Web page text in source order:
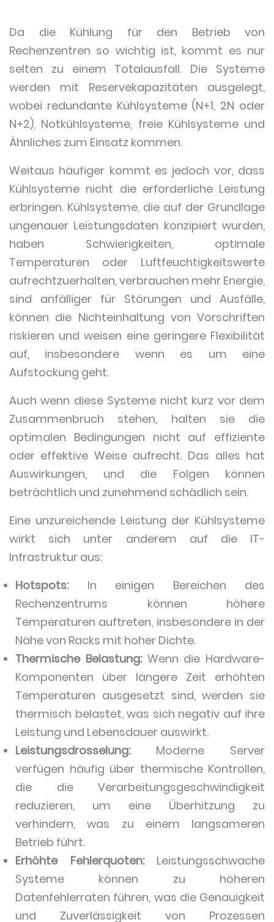
Da die Kühlung für den Betrieb von
Rechenzentren so wichtig ist, kommt es nur
selten zu einem Totalausfall. Die Systeme
werden mit Reservekapazitäten ausgelegt,
wobei redundante Kühlsysteme (N+1, 2N oder
N+2), Notkühlsysteme, freie Kühlsysteme und
Ähnliches zum Einsatz kommen.
Weitaus häufiger kommt es jedoch vor, dass
Kühlsysteme nicht die erforderliche Leistung
erbringen. Kühlsysteme, die auf der Grundlage
ungenauer Leistungsdaten konzipiert wurden,
haben Schwierigkeiten, optimale
Temperaturen oder Luftfeuchtigkeitswerte
aufrechtzuerhalten, verbrauchen mehr Energie,
sind anfälliger für Störungen und Ausfälle,
können die Nichteinhaltung von Vorschriften
riskieren und weisen eine geringere Flexibilität
auf, insbesondere wenn es um eine
Aufstockung geht.
Auch wenn diese Systeme nicht kurz vor dem
Zusammenbruch stehen, halten sie die
optimalen Bedingungen nicht auf effiziente
oder effektive Weise aufrecht. Das alles hat
Auswirkungen, und die Folgen können
beträchtlich und zunehmend schädlich sein.
Eine unzureichende Leistung der Kühlsysteme
wirkt sich unter anderem auf die IT-
Infrastruktur aus:
Hotspots:In einigen Bereichen des
Rechenzentrums können höhere
Temperaturen auftreten, insbesondere in der
Nähe von Racks mit hoher Dichte.
Thermische Belastung:Wenn die Hardware-
Komponenten über längere Zeit erhöhten
Temperaturen ausgesetzt sind, werden sie
thermisch belastet, was sich negativ auf ihre
Leistung und Lebensdauer auswirkt.
Leistungsdrosselung:Moderne Server
verfügen häufig über thermische Kontrollen,
die die Verarbeitungsgeschwindigkeit
reduzieren, um eine Überhitzung zu
verhindern, was zu einem langsameren
Betrieb führt.
Erhöhte Fehlerquoten:Leistungsschwache
Systeme können zu höheren
Datenfehlerraten führen, was die Genauigkeit
und Zuverlässigkeit von Prozessen